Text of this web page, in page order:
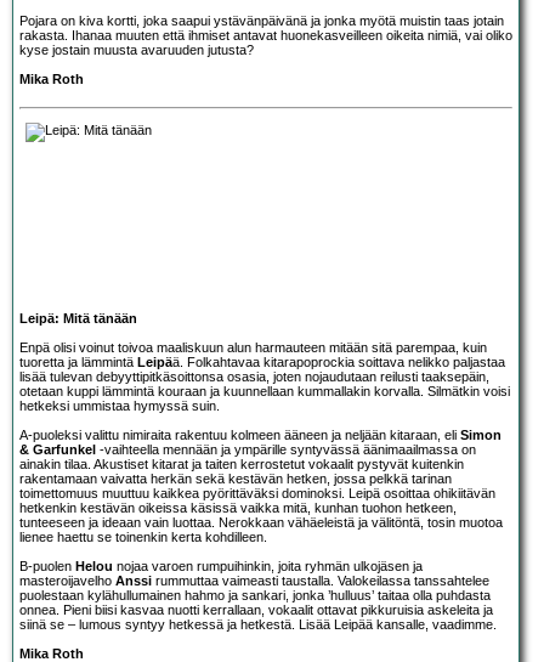
Pojara on kiva kortti, joka saapui ystävänpäivänä ja jonka myötä muistin taas jotain
rakasta. Ihanaa muuten että ihmiset antavat huonekasveilleen oikeita nimiä, vai oliko
kyse jostain muusta avaruuden jutusta?
Mika Roth
Leipä: Mitä tänään
Enpä olisi voinut toivoa maaliskuun alun harmauteen mitään sitä parempaa, kuin
tuoretta ja lämmintä Leipää. Folkahtavaa kitarapoprockia soittava nelikko paljastaa
lisää tulevan debyyttipitkäsoittonsa osasia, joten nojaudutaan reilusti taaksepäin,
otetaan kuppi lämmintä kouraan ja kuunnellaan kummallakin korvalla. Silmätkin voisi
hetkeksi ummistaa hymyssä suin.
A-puoleksi valittu nimiraita rakentuu kolmeen ääneen ja neljään kitaraan, eli Simon
& Garfunkel -vaihteella mennään ja ympärille syntyvässä äänimaailmassa on
ainakin tilaa. Akustiset kitarat ja taiten kerrostetut vokaalit pystyvät kuitenkin
rakentamaan vaivatta herkän sekä kestävän hetken, jossa pelkkä tarinan
toimettomuus muuttuu kaikkea pyörittäväksi dominoksi. Leipä osoittaa ohikiitävän
hetkenkin kestävän oikeissa käsissä vaikka mitä, kunhan tuohon hetkeen,
tunteeseen ja ideaan vain luottaa. Nerokkaan vähäeleistä ja välitöntä, tosin muotoa
lienee haettu se toinenkin kerta kohdilleen.
B-puolen Helou nojaa varoen rumpuihinkin, joita ryhmän ulkojäsen ja
masteroijavelho Anssi rummuttaa vaimeasti taustalla. Valokeilassa tanssahtelee
puolestaan kylähullumainen hahmo ja sankari, jonka ’hulluus’ taitaa olla puhdasta
onnea. Pieni biisi kasvaa nuotti kerrallaan, vokaalit ottavat pikkuruisia askeleita ja
siinä se – lumous syntyy hetkessä ja hetkestä. Lisää Leipää kansalle, vaadimme.
Mika Roth